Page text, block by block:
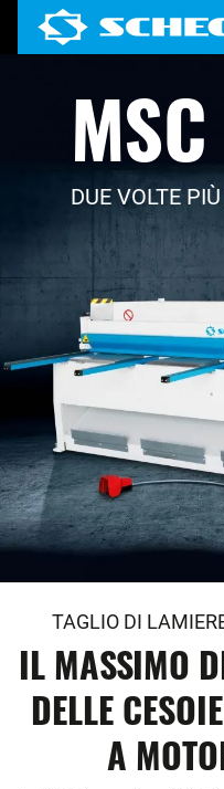
MSC
DUE VOLTE
TAGLIO DI
IL MASSIMO
DELLE
A